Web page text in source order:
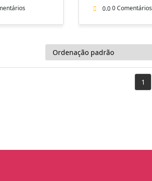
Confortável
0.00 Comentários
1